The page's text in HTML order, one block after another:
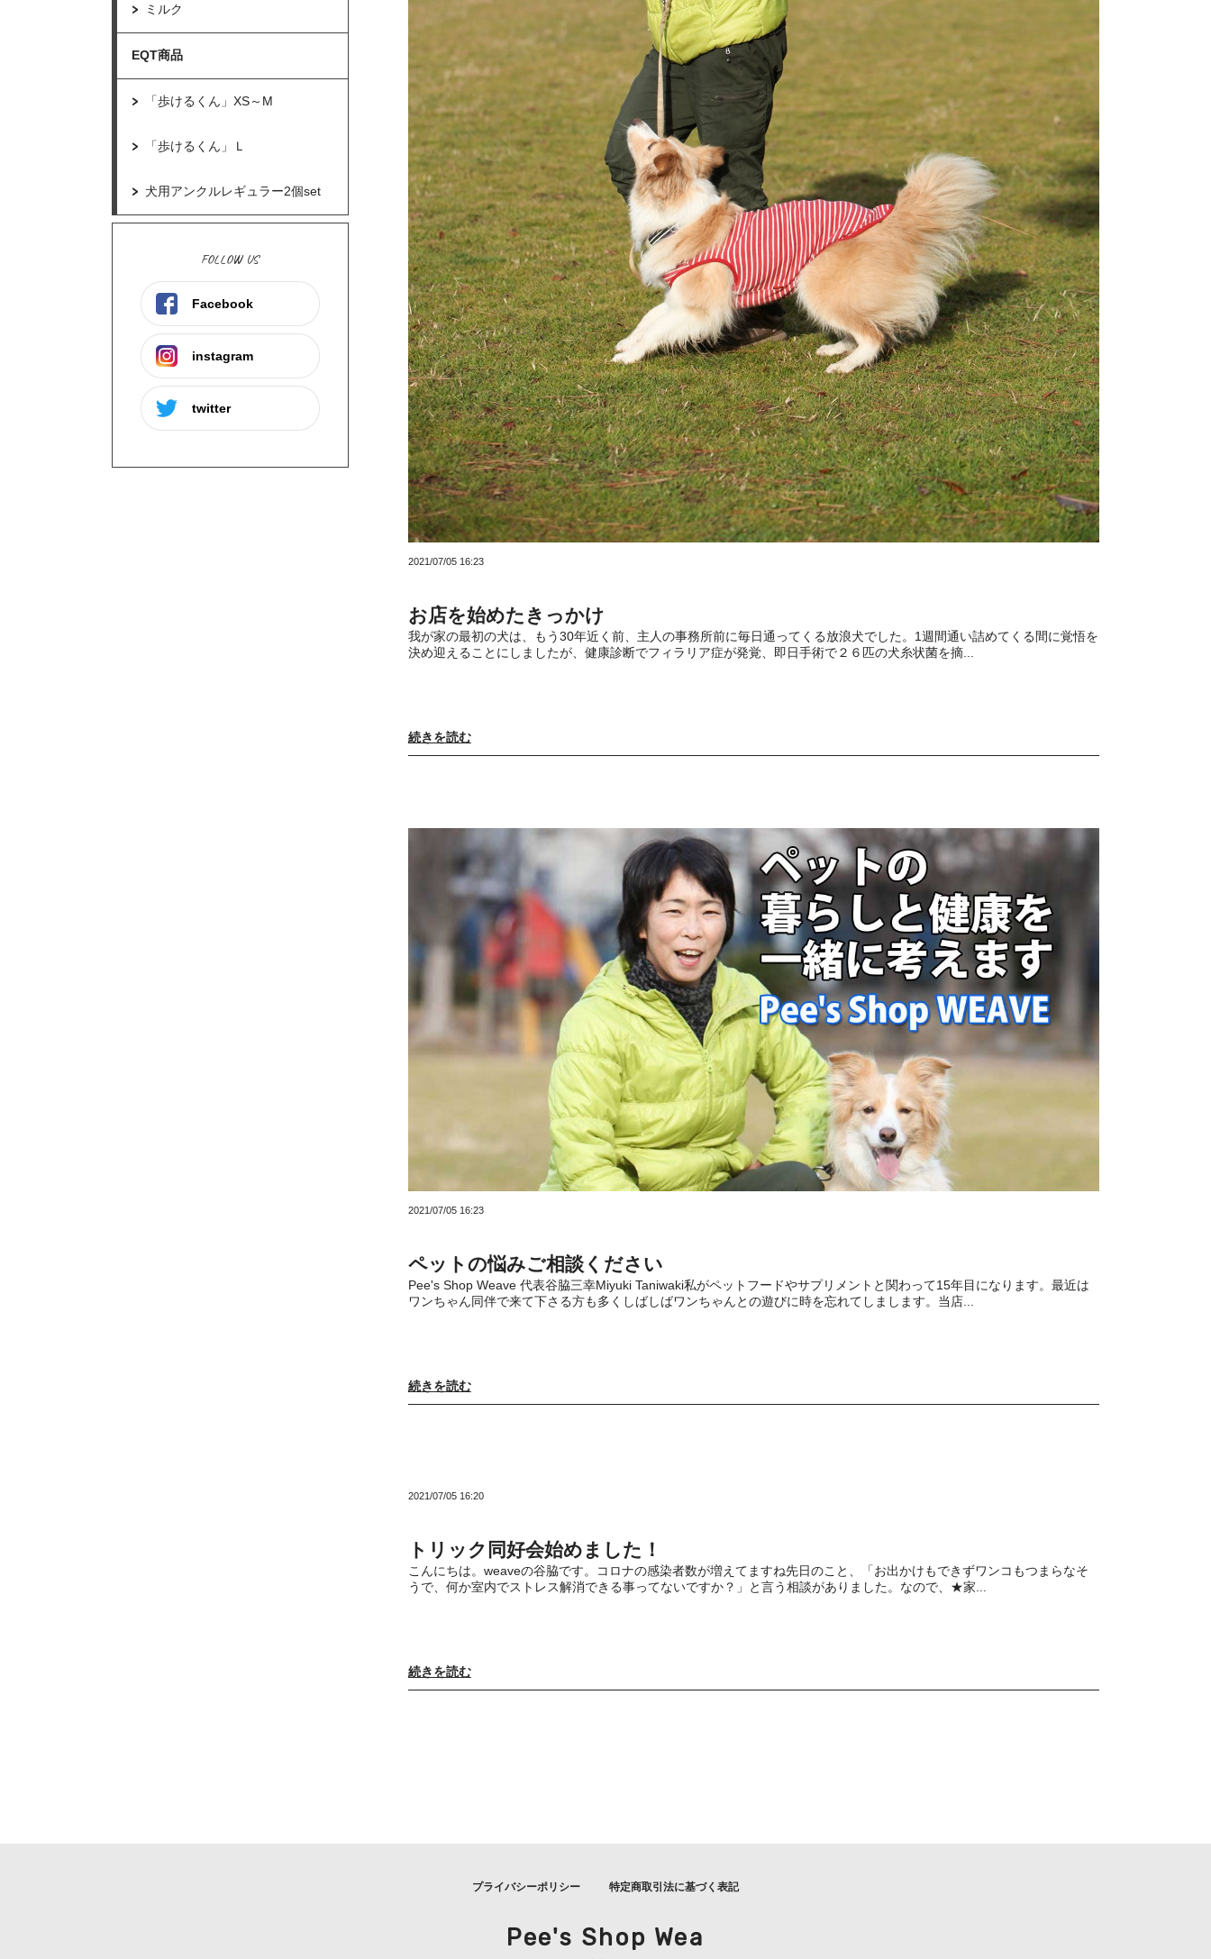
ミルク
EQT商品
「歩けるくん」XS～M
「歩けるくん」Ｌ
犬用アンクルレギュラー2個set
FOLLOW US
Facebook
instagram
twitter
お店を始めたきっかけ
2021/07/05 16:23
我が家の最初の犬は、もう30年近く前、主人の事務所前に毎日通ってくる放浪犬でした。1週間通い詰めてくる間に覚悟を
決め迎えることにしましたが、健康診断でフィラリア症が発覚、即日手術で２６匹の犬糸状菌を摘...
続きを読む
ペットの悩みご相談ください
2021/07/05 16:23
Pee's Shop Weave 代表谷脇三幸Miyuki Taniwaki私がペットフードやサプリメントと関わって15年目になります。最近は
ワンちゃん同伴で来て下さる方も多くしばしばワンちゃんとの遊びに時を忘れてしまします。当店...
続きを読む
トリック同好会始めました！
2021/07/05 16:20
こんにちは。weaveの谷脇です。コロナの感染者数が増えてますね先日のこと、「お出かけもできずワンコもつまらなそ
うで、何か室内でストレス解消できる事ってないですか？」と言う相談がありました。なので、★家...
続きを読む
プライバシーポリシー 特定商取引法に基づく表記
Pee's Shop Wea